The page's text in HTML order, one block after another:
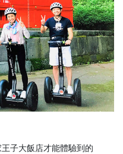
子大飯店才能體驗到的